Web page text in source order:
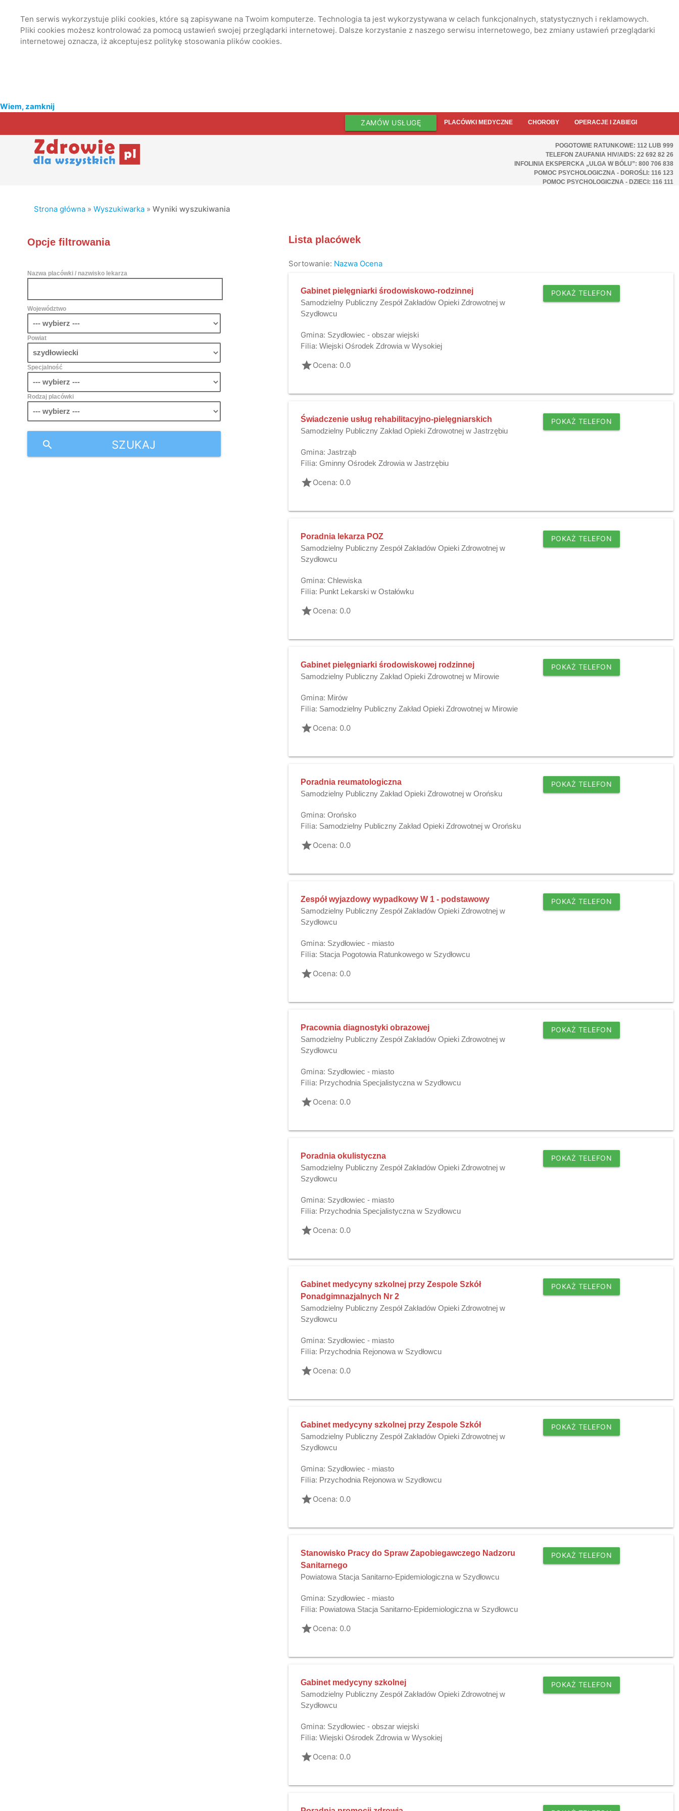
Ten serwis wykorzystuje pliki cookies, które są zapisywane na Twoim komputerze. Technologia ta jest wykorzystywana w celach funkcjonalnych, statystycznych i reklamowych.
Pliki cookies możesz kontrolować za pomocą ustawień swojej przeglądarki internetowej. Dalsze korzystanie z naszego serwisu internetowego, bez zmiany ustawień przeglądarki
internetowej oznacza, iż akceptujesz politykę stosowania plików cookies.
Wiem, zamknij
ZAMÓW USŁUGĘ PLACÓWKI MEDYCZNE CHOROBY OPERACJE I ZABIEGI
POGOTOWIE RATUNKOWE: 112 LUB 999
TELEFON ZAUFANIA HIV/AIDS: 22 692 82 26
INFOLINIA EKSPERCKA „ULGA W BÓLU”: 800 706 838
POMOC PSYCHOLOGICZNA - DOROŚLI: 116 123
POMOC PSYCHOLOGICZNA - DZIECI: 116 111
Strona główna »Wyszukiwarka »Wyniki wyszukiwania
Opcje filtrowania
Nazwa placówki / nazwisko lekarza
Województwo
Powiat
Specjalność
Rodzaj placówki
SZUKAJ
search
Lista placówek
Sortowanie: Nazwa Ocena
Gabinet pielęgniarki środowiskowo-rodzinnej
Samodzielny Publiczny Zespół Zakładów Opieki Zdrowotnej w
Szydłowcu
POKAŻ TELEFON
Gmina: Szydłowiec - obszar wiejski
Filia: Wiejski Ośrodek Zdrowia w Wysokiej
gradeOcena: 0.0
Świadczenie usług rehabilitacyjno-pielęgniarskich
Samodzielny Publiczny Zakład Opieki Zdrowotnej w Jastrzębiu
POKAŻ TELEFON
Gmina: Jastrząb
Filia: Gminny Ośrodek Zdrowia w Jastrzębiu
gradeOcena: 0.0
Poradnia lekarza POZ
Samodzielny Publiczny Zespół Zakładów Opieki Zdrowotnej w
Szydłowcu
POKAŻ TELEFON
Gmina: Chlewiska
Filia: Punkt Lekarski w Ostałówku
gradeOcena: 0.0
Gabinet pielęgniarki środowiskowej rodzinnej
Samodzielny Publiczny Zakład Opieki Zdrowotnej w Mirowie
POKAŻ TELEFON
Gmina: Mirów
Filia: Samodzielny Publiczny Zakład Opieki Zdrowotnej w Mirowie
gradeOcena: 0.0
Poradnia reumatologiczna
Samodzielny Publiczny Zakład Opieki Zdrowotnej w Orońsku
POKAŻ TELEFON
Gmina: Orońsko
Filia: Samodzielny Publiczny Zakład Opieki Zdrowotnej w Orońsku
gradeOcena: 0.0
Zespół wyjazdowy wypadkowy W 1 - podstawowy
Samodzielny Publiczny Zespół Zakładów Opieki Zdrowotnej w
Szydłowcu
POKAŻ TELEFON
Gmina: Szydłowiec - miasto
Filia: Stacja Pogotowia Ratunkowego w Szydłowcu
gradeOcena: 0.0
Pracownia diagnostyki obrazowej
Samodzielny Publiczny Zespół Zakładów Opieki Zdrowotnej w
Szydłowcu
POKAŻ TELEFON
Gmina: Szydłowiec - miasto
Filia: Przychodnia Specjalistyczna w Szydłowcu
gradeOcena: 0.0
Poradnia okulistyczna
Samodzielny Publiczny Zespół Zakładów Opieki Zdrowotnej w
Szydłowcu
POKAŻ TELEFON
Gmina: Szydłowiec - miasto
Filia: Przychodnia Specjalistyczna w Szydłowcu
gradeOcena: 0.0
Gabinet medycyny szkolnej przy Zespole Szkół
Ponadgimnazjalnych Nr 2
Samodzielny Publiczny Zespół Zakładów Opieki Zdrowotnej w
Szydłowcu
POKAŻ TELEFON
Gmina: Szydłowiec - miasto
Filia: Przychodnia Rejonowa w Szydłowcu
gradeOcena: 0.0
Gabinet medycyny szkolnej przy Zespole Szkół
Samodzielny Publiczny Zespół Zakładów Opieki Zdrowotnej w
Szydłowcu
POKAŻ TELEFON
Gmina: Szydłowiec - miasto
Filia: Przychodnia Rejonowa w Szydłowcu
gradeOcena: 0.0
Stanowisko Pracy do Spraw Zapobiegawczego Nadzoru
Sanitarnego
Powiatowa Stacja Sanitarno-Epidemiologiczna w Szydłowcu
POKAŻ TELEFON
Gmina: Szydłowiec - miasto
Filia: Powiatowa Stacja Sanitarno-Epidemiologiczna w Szydłowcu
gradeOcena: 0.0
Gabinet medycyny szkolnej
Samodzielny Publiczny Zespół Zakładów Opieki Zdrowotnej w
Szydłowcu
POKAŻ TELEFON
Gmina: Szydłowiec - obszar wiejski
Filia: Wiejski Ośrodek Zdrowia w Wysokiej
gradeOcena: 0.0